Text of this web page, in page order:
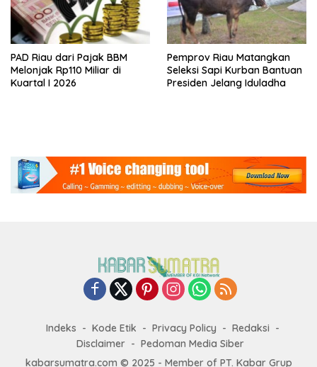
PAD Riau dari Pajak BBM
Melonjak Rp110 Miliar di
Kuartal I 2026
Pemprov Riau Matangkan
Seleksi Sapi Kurban Bantuan
Presiden Jelang Iduladha
Indeks Kode Etik Privacy Policy
Redaksi
Disclaimer
Pedoman Media Siber
kabarsumatra.com © 2025 - Member of PT. Kabar Grup